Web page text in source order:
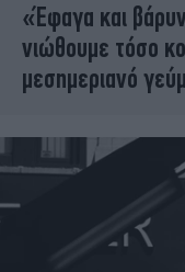
«Έφαγα και
νιώθουμε τόσο
μεσημεριανό